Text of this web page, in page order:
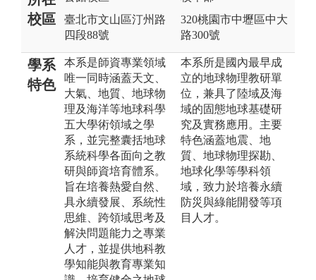
校區
臺北市文山區汀州路
四段88號
320桃園市中壢區中大
路300號
學系
特色
本系是師資專業領域
唯一同時涵蓋天文、
大氣、地質、地球物
理及海洋等地球科學
五大學術領域之學
系，並完整囊括地球
系統科學各面向之教
研與師資培育體系。
旨在培養熱愛自然、
具永續發展、系統性
思維、跨領域思考及
解決問題能力之專業
人才，並提供地科教
學知能與教育專業知
本系所是國內最早成
立的地球物理教研單
位，兼具了陸域及海
域的固態地球基礎研
究及實務應用。主要
特色涵蓋地震、地
質、地球物理探勘、
地球化學等學科領
域，致力於培養永續
防災與綠能開發等項
目人才。